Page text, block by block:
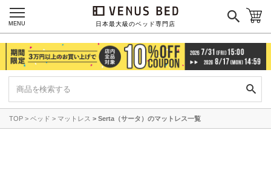
日本最大級のベッド専門店
MENU
TOP ベッド マットレス Serta（サータ）のマットレス一覧